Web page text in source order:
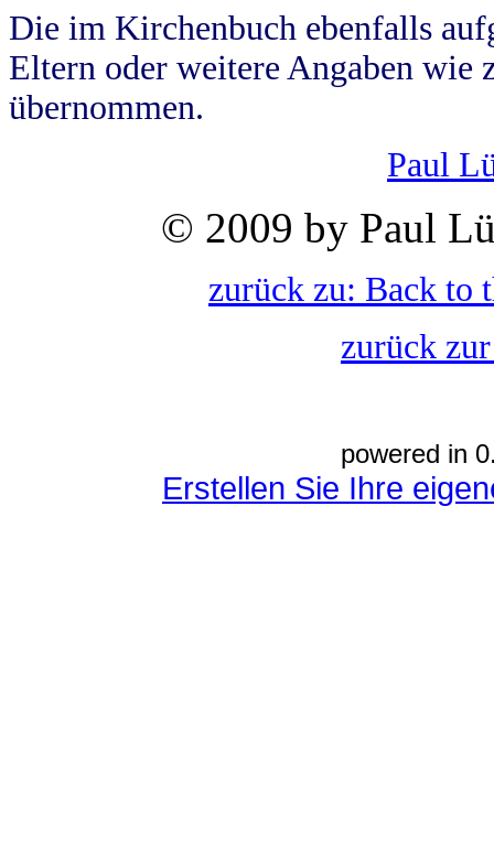
Die im Kirchenbuch ebenfalls
Eltern oder weitere Angaben wie
übernommen.
Paul
© 2009 by Paul
zurück zu: Back to
zurück
powered in
Erstellen Sie Ihre